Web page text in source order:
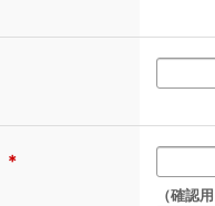
＊
（確認用